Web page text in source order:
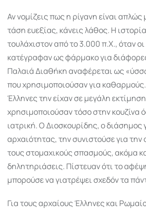
Αν νομίζεις πως η ρίγανη είναι απλώς
τάση ευεξίας, κάνεις λάθος. Η
τουλάχιστον από το 3.000 π.Χ., όταν
κατέγραφαν ως φάρμακο για
Παλαιά Διαθήκη αναφέρεται ως
που χρησιμοποιούσαν για
Έλληνες την είχαν σε μεγάλη
χρησιμοποιούσαν τόσο στην κουζίνα
ιατρική. Ο Διοσκουρίδης, ο διάσημος
αρχαιότητας, την συνιστούσε για
τους στομαχικούς σπασμούς, ακόμα
δηλητηριάσεις. Πίστευαν ότι το
μπορούσε να γιατρέψει σχεδόν τα
Για τους αρχαίους Έλληνες και